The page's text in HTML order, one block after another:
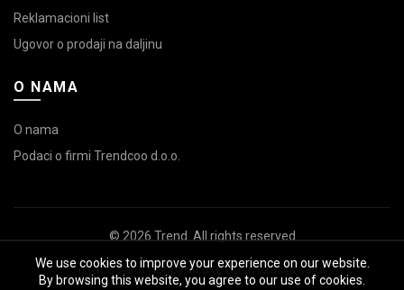
Reklamacioni list
Ugovor o prodaji na daljinu
O NAMA
O nama
Podaci o firmi Trendcoo d.o.o.
© 2026 Trend . All rights reserved
Izrada sajtaHappyMedia,Optimizacija sajta
We use cookies to improve your experience on our website.
By browsing this website, you agree to our use of cookies.